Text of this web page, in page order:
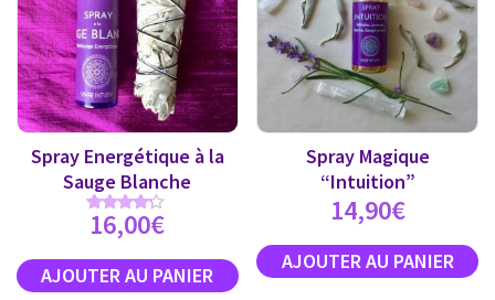
Spray Energétique à la
Sauge Blanche
Note
4.00
16,00€
Spray Magique
“Intuition”
14,90€